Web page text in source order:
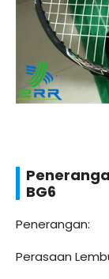
BG6
Penerangan:
Perasaan